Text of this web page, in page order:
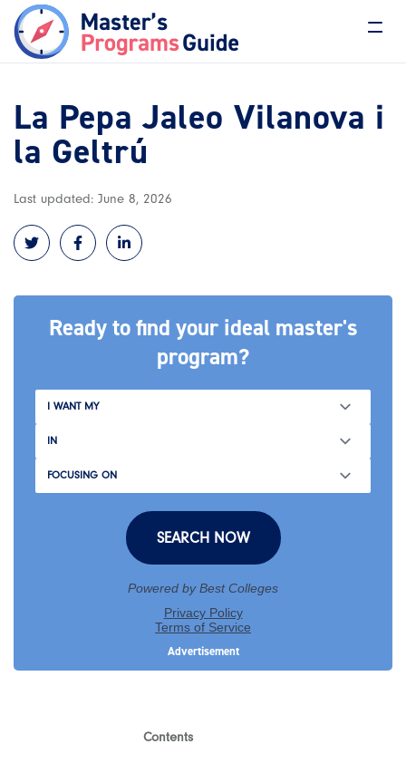
La Pepa Jaleo Vilanova i
la Geltrú
Last updated: June 8, 2026
Ready to find your ideal master's
program?
Contents